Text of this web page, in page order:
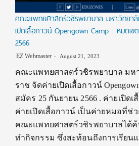
คณะแพทยศาสตร์วชิรพยาบาล มหาวิทยา
เปิดเสื้อกาวน์ Opengown Camp : หมดเ
2566
EZ Webmaster August 21, 2023
คณะแพทยศาสตร์วชิรพยาบาล มห
ราช จัดค่ายเปิดเสื้อกาวน์
สมัคร 25 กันยายน 2566 . ค่ายเปิดเ
ค่ายเปิดเสื้อกาวน์ เป็นค่ายหมอที่ช่
คณะแพทยศาสตร์วชิรพยาบาลได้ค้
ทำกิจกรรม ซึ่งสะท้อนถึงการเรียน